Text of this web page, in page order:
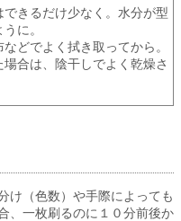
きるだけ少なく。水分が型
に。
どでよく拭き取ってから。
合は、陰干しでよく乾燥さ
け（色数）や手際によっても
、一枚刷るのに１０分前後か